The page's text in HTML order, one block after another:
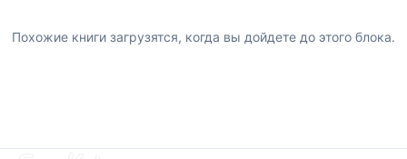
Похожие книги загрузятся, когда вы дойдете до этого блока.